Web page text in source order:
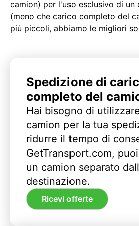
camion) per l'uso esclusivo di un
(meno che carico completo del
più piccoli, abbiamo le migliori
Spedizione di
completo del
Hai bisogno di
camion per la tua
ridurre il tempo di
GetTransport.com,
un camion separato
destinazione.
Ricevi offerte